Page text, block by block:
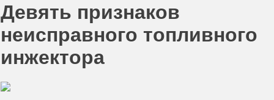
Девять признаков
неисправного топливного
инжектора